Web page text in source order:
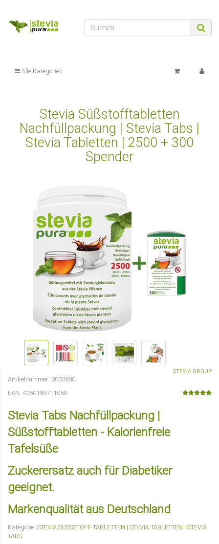
Alle Kategorien
Stevia Süßstofftabletten
Nachfüllpackung | Stevia Tabs |
Stevia Tabletten | 2500 + 300
Spender
STEVIA GROUP
Artikelnummer: 2002800
EAN: 4260198711058
Stevia Tabs Nachfüllpackung |
Süßstofftabletten - Kalorienfreie
Tafelsüße
Zuckerersatz auch für Diabetiker
geeignet.
Markenqualität aus Deutschland
Kategorie: STEVIA SÜSSSTOFF-TABLETTEN | STEVIA TABLETTEN | STEVIA
TABS